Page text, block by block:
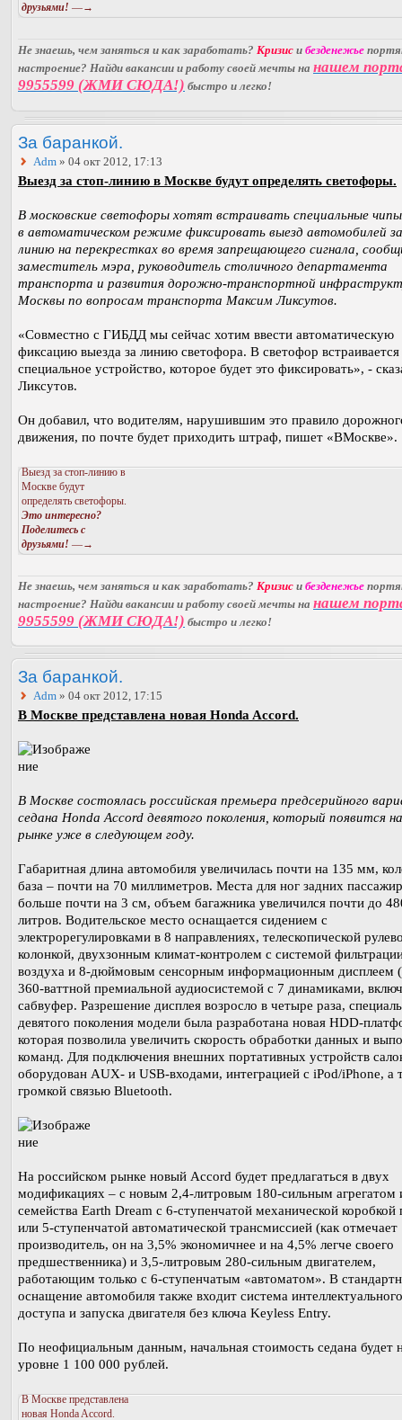
друзьями! —→
Не знаешь, чем заняться и как заработать? Кризис и безденежье
настроение? Найди вакансии и работу своей мечты на нашем
9955599 (ЖМИ СЮДА!) быстро и легко!
За баранкой.
Adm » 04 окт 2012, 17:13
Выезд за стоп-линию в Москве будут определять светофоры.
В московские светофоры хотят встраивать специальные
в автоматическом режиме фиксировать выезд автомобилей
линию на перекрестках во время запрещающего сигнала,
заместитель мэра, руководитель столичного департамента
транспорта и развития дорожно-транспортной
Москвы по вопросам транспорта Максим Ликсутов.
«Совместно с ГИБДД мы сейчас хотим ввести автоматическую
фиксацию выезда за линию светофора. В светофор встраивается
специальное устройство, которое будет это фиксировать», -
Ликсутов.
Он добавил, что водителям, нарушившим это правило
движения, по почте будет приходить штраф, пишет «ВМоскве».
Выезд за стоп-линию в
Москве будут
определять светофоры.
Это интересно?
Поделитесь с
друзьями! —→
Не знаешь, чем заняться и как заработать? Кризис и безденежье
настроение? Найди вакансии и работу своей мечты на нашем
9955599 (ЖМИ СЮДА!) быстро и легко!
За баранкой.
Adm » 04 окт 2012, 17:15
В Москве представлена новая Honda Accord.
В Москве состоялась российская премьера предсерийного
седана Honda Accord девятого поколения, который появится
рынке уже в следующем году.
Габаритная длина автомобиля увеличилась почти на 135 мм,
база – почти на 70 миллиметров. Места для ног задних
больше почти на 3 см, объем багажника увеличился почти до
литров. Водительское место оснащается сидением с
электрорегулировками в 8 направлениях, телескопической
колонкой, двухзонным климат-контролем с системой
воздуха и 8-дюймовым cенсорным информационным дисплеем
360-ваттной премиальной аудиосистемой с 7 динамиками,
сабвуфер. Разрешение дисплея возросло в четыре раза,
девятого поколения модели была разработана новая HDD-
которая позволила увеличить скорость обработки данных и
команд. Для подключения внешних портативных устройств
оборудован AUX- и USB-входами, интеграцией с iPod/iPhone, а
громкой связью Bluetooth.
На российском рынке новый Accord будет предлагаться в двух
модификациях – с новым 2,4-литровым 180-сильным агрегатом
семейства Earth Dream с 6-ступенчатой механической коробкой
или 5-ступенчатой автоматической трансмиссией (как отмечает
производитель, он на 3,5% экономичнее и на 4,5% легче своего
предшественника) и 3,5-литровым 280-сильным двигателем,
работающим только с 6-ступенчатым «автоматом». В
оснащение автомобиля также входит система интеллектуального
доступа и запуска двигателя без ключа Keyless Entry.
По неофициальным данным, начальная стоимость седана будет
уровне 1 100 000 рублей.
В Москве представлена
новая Honda Accord.